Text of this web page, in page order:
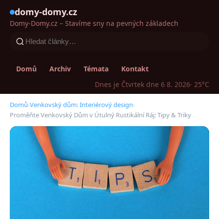
domy-domy.cz
Domy-Domy.cz – Stavíme sny na pevných základech
Domů Archiv Témata
Kontakt
Dnes je Čtvrtek dne 6 8. 2026· 25°C
Domů›Venkovský dům: Interiérový design›
Proměňte Venkovský Dům v Útulný Rustikální Ráj: Tipy & Triky